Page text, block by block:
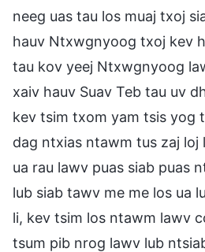
neeg uas tau los muaj txoj
hauv Ntxwgnyoog txoj kev
tau kov yeej Ntxwgnyoog
xaiv hauv Suav Teb tau uv
kev tsim txom yam tsis yog
dag ntxias ntawm tus zaj loj
ua rau lawv puas siab puas
lub siab tawv me me los ua
li, kev tsim los ntawm lawv
tsum pib nrog lawv lub